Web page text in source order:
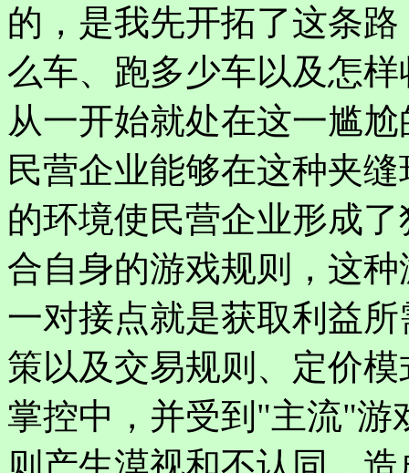
的，是我先开拓了这条
么车、跑多少车以及怎
从一开始就处在这一尴
民营企业能够在这种夹
的环境使民营企业形成
合自身的游戏规则，这
一对接点就是获取利益
策以及交易规则、定价
掌控中，并受到"主流"游